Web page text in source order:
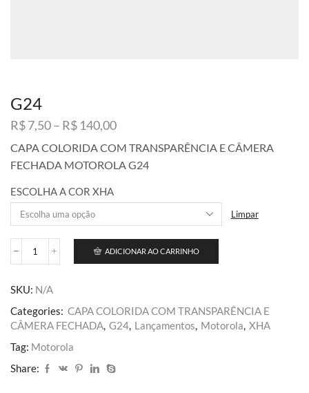
G24
R$7,50– R$ 140,00Faixa
preço:
R$ 7,50
CAPA COLORIDA COM TRANSPARÊNCIA E CÂMERA
FECHADA MOTOROLA G24
ESCOLHA A COR XHA
Limpar
G24
ADICIONAR AO CARRINHO
SKU: N/A
Categories: CAPA COLORIDA COM TRANSPARÊNCIA E
CÂMERA FECHADA, G24, Lançamentos, Motorola, XHA
Tag: Motorola
Share: